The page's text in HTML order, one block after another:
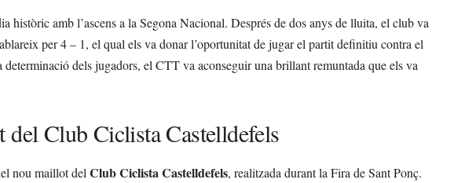
històric amb l’ascens a la Segona Nacional. Després de dos anys de lluita, el club va
per 4 – 1, el qual els va donar l’oportunitat de jugar el partit definitiu contra el
determinació dels jugadors, el CTT va aconseguir una brillant remuntada que els va
del Club Ciclista Castelldefels
nou maillot delClub Ciclista Castelldefels, realitzada durant la Fira de Sant Ponç.